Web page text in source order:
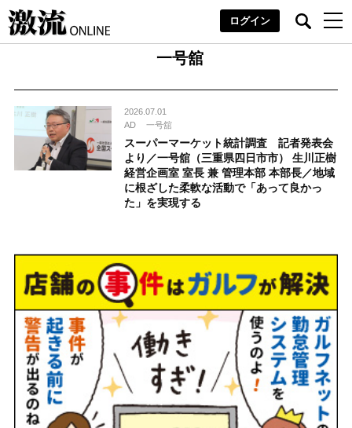
ログイン
一号舘
2026.07.01
AD
一号舘
スーパーマーケット統計調査 記者発表会
より／一号舘（三重県四日市市） 生川正樹
経営企画室 室長 兼 管理本部 本部長／地域
に根ざした柔軟な活動で「あって良かっ
た」を実現する